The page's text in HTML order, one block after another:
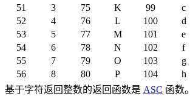
51
3 75 K 99 c
52
4 76 L 100 d
53
5 77 M 101 e
54
6 78 N 102 f
55
7 79 O 103
g
56
8 80 P 104
h
基于字符返回整数的返回函数是 ASC 函数。